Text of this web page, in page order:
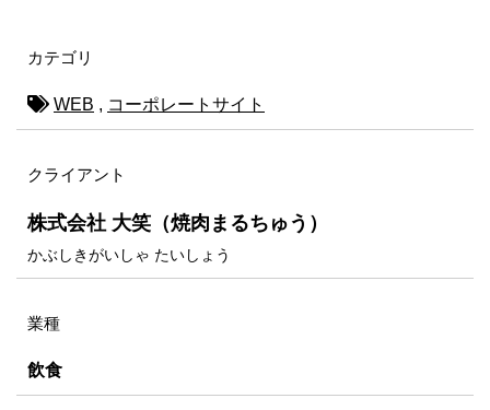
カテゴリ
WEB , コーポレートサイト
クライアント
株式会社 大笑（焼肉まるちゅう）
かぶしきがいしゃ たいしょう
業種
飲食